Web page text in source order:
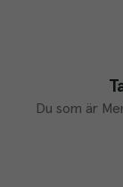
Du som är